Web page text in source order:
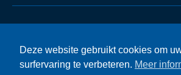
Deze website gebruikt cookies om
surfervaring te verbeteren. Meer